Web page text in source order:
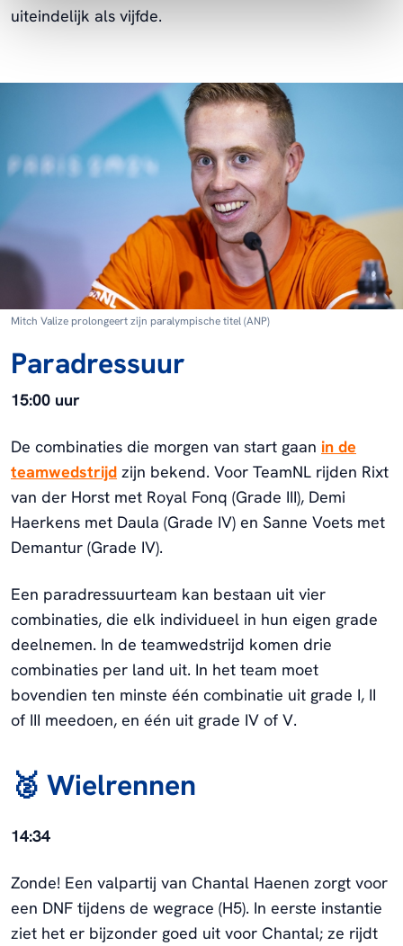
uiteindelijk als vijfde.
Mitch Valize prolongeert zijn paralympische titel (ANP)
Paradressuur
15:00 uur
De combinaties die morgen van start gaan in de
teamwedstrijd zijn bekend. Voor TeamNL rijden Rixt
van der Horst met Royal Fonq (Grade III), Demi
Haerkens met Daula (Grade IV) en Sanne Voets met
Demantur (Grade IV).
Een paradressuurteam kan bestaan uit vier
combinaties, die elk individueel in hun eigen grade
deelnemen. In de teamwedstrijd komen drie
combinaties per land uit. In het team moet
bovendien ten minste één combinatie uit grade I, II
of III meedoen, en één uit grade IV of V.
🥈 Wielrennen
14:34
Zonde! Een valpartij van Chantal Haenen zorgt voor
een DNF tijdens de wegrace (H5). In eerste instantie
ziet het er bijzonder goed uit voor Chantal; ze rijdt